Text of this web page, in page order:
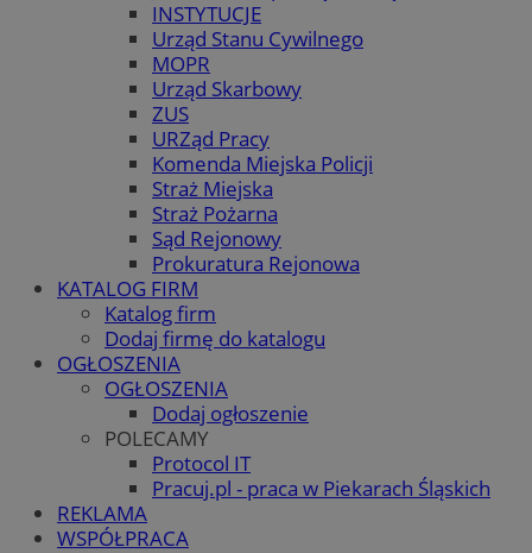
INSTYTUCJE
Urząd Stanu Cywilnego
MOPR
Urząd Skarbowy
ZUS
URZąd Pracy
Komenda Miejska Policji
Straż Miejska
Straż Pożarna
Sąd Rejonowy
Prokuratura Rejonowa
KATALOG FIRM
Katalog firm
Dodaj firmę do katalogu
OGŁOSZENIA
OGŁOSZENIA
Dodaj ogłoszenie
POLECAMY
Protocol IT
Pracuj.pl - praca w Piekarach Śląskich
REKLAMA
WSPÓŁPRACA